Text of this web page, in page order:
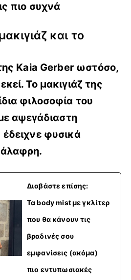
πιο συχνά
και το
Kaia Gerber ωστόσο,
Το μακιγιάζ της
φιλοσοφία του
αψεγάδιαστη
φυσικά
Διαβάστε επίσης:
Τα body mist με γκλίτερ
που θα κάνουν τις
βραδινές σου
εμφανίσεις (ακόμα)
πιο εντυπωσιακές